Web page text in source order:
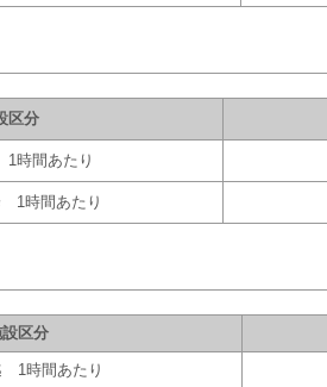
区分
時間あたり
1時間あたり
設区分
1時間あたり